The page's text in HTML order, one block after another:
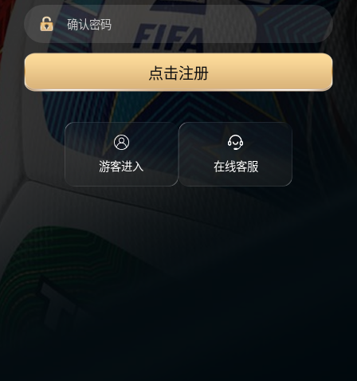
点击注册
游客进入 在线客服